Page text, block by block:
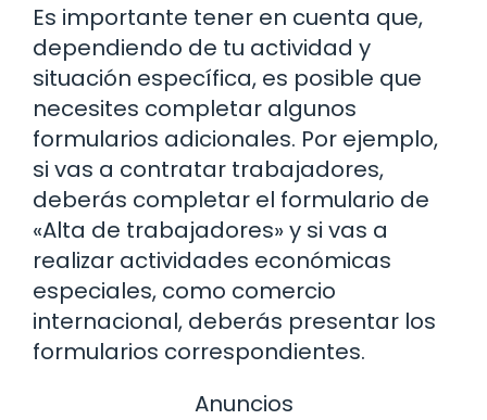
Es importante tener en cuenta que,
dependiendo de tu actividad y
situación específica, es posible que
necesites completar algunos
formularios adicionales. Por ejemplo,
si vas a contratar trabajadores,
deberás completar el formulario de
«Alta de trabajadores» y si vas a
realizar actividades económicas
especiales, como comercio
internacional, deberás presentar los
formularios correspondientes.
Anuncios